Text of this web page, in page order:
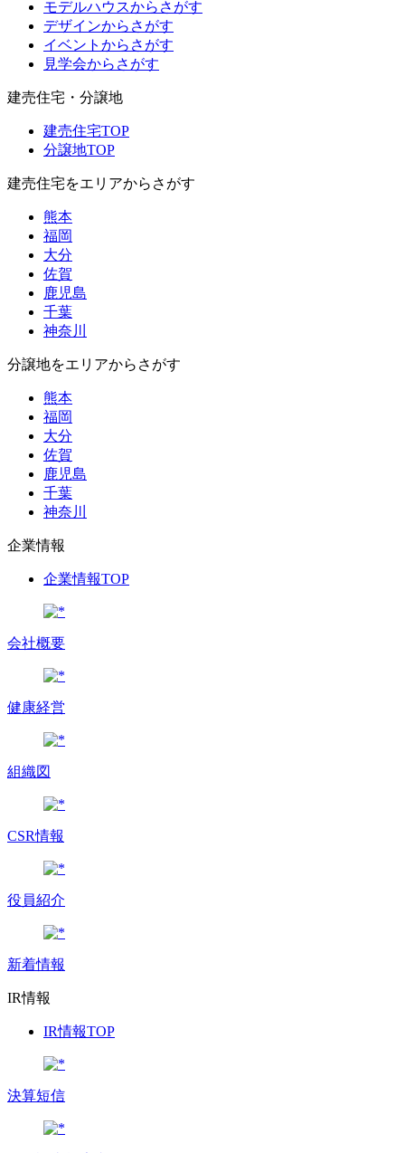
モデルハウスからさがす
デザインからさがす
イベントからさがす
見学会からさがす
建売住宅・分譲地
建売住宅TOP
分譲地TOP
建売住宅をエリアからさがす
熊本
福岡
大分
佐賀
鹿児島
千葉
神奈川
分譲地をエリアからさがす
熊本
福岡
大分
佐賀
鹿児島
千葉
神奈川
企業情報
企業情報TOP
会社概要
健康経営
組織図
CSR情報
役員紹介
新着情報
IR情報
IR情報TOP
決算短信